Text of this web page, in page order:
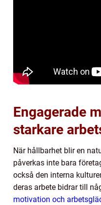
Engagerade
starkare
När hållbarhet blir en
påverkas inte bara
också den interna
deras arbete bidrar till
motivation och